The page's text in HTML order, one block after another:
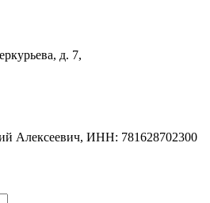
д. 7,
Алексеевич, ИНН: 781628702300